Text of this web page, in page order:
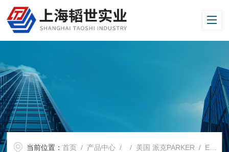
当前位置：首页 / 产品中心 / / 美国 派克PARKER / ES2000系列PARKER/美国派克油水分离器